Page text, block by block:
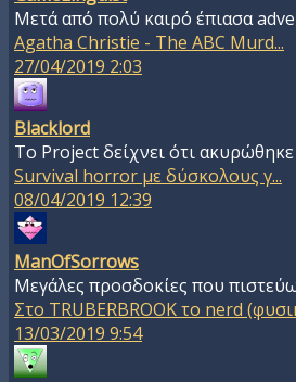
Μετά από πολύ καιρό έπιασα
Agatha Christie - The ABC Murd...
27/04/2019 2:03
Blacklord
To Project δείχνει ότι
Survival horror με δύσκολους γ...
08/04/2019 12:39
ManOfSorrows
Μεγάλες προσδοκίες που
Στο TRUBERBROOK το nerd
13/03/2019 9:54